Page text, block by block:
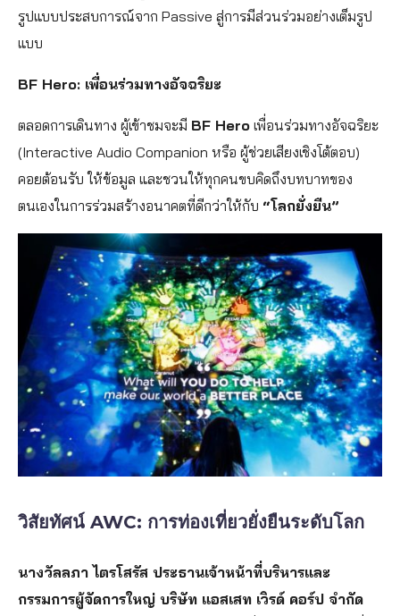
รูปแบบประสบการณ์จาก Passive สู่การมีส่วนร่วมอย่างเต็มรูป
แบบ
BF Hero: เพื่อนร่วมทางอัจฉริยะ
ตลอดการเดินทาง ผู้เข้าชมจะมี BF Hero เพื่อนร่วมทางอัจฉริยะ
(Interactive Audio Companion หรือ ผู้ช่วยเสียงเชิงโต้ตอบ)
คอยต้อนรับ ให้ข้อมูล และชวนให้ทุกคนขบคิดถึงบทบาทของ
ตนเองในการร่วมสร้างอนาคตที่ดีกว่าให้กับ “โลกยั่งยืน”
วิสัยทัศน์ AWC: การท่องเที่ยวยั่งยืนระดับโลก
นางวัลลภา ไตรโสรัส ประธานเจ้าหน้าที่บริหารและ
กรรมการผู้จัดการใหญ่ บริษัท แอสเสท เวิรด์ คอร์ป จำกัด